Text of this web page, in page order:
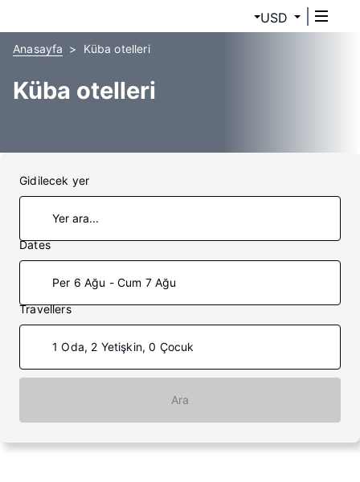
USD
Anasayfa Küba otelleri
Küba otelleri
Gidilecek yer
Dates
Per 6 Ağu - Cum 7 Ağu
Travellers
1 Oda, 2 Yetişkin, 0 Çocuk
Ara